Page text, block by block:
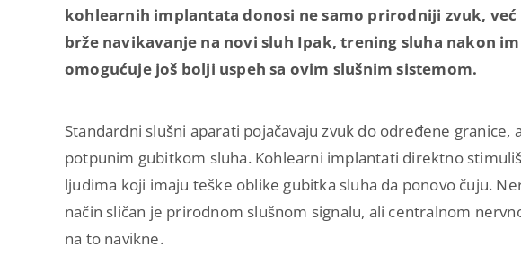
kohlearnih implantata donosi ne samo prirodniji zvuk,
brže navikavanje na novi sluh Ipak, trening sluha nakon
omogućuje još bolji uspeh sa ovim slušnim sistemom.
Standardni slušni aparati pojačavaju zvuk do određene granice,
potpunim gubitkom sluha. Kohlearni implantati direktno
ljudima koji imaju teške oblike gubitka sluha da ponovo čuju.
način sličan je prirodnom slušnom signalu, ali centralnom
na to navikne.